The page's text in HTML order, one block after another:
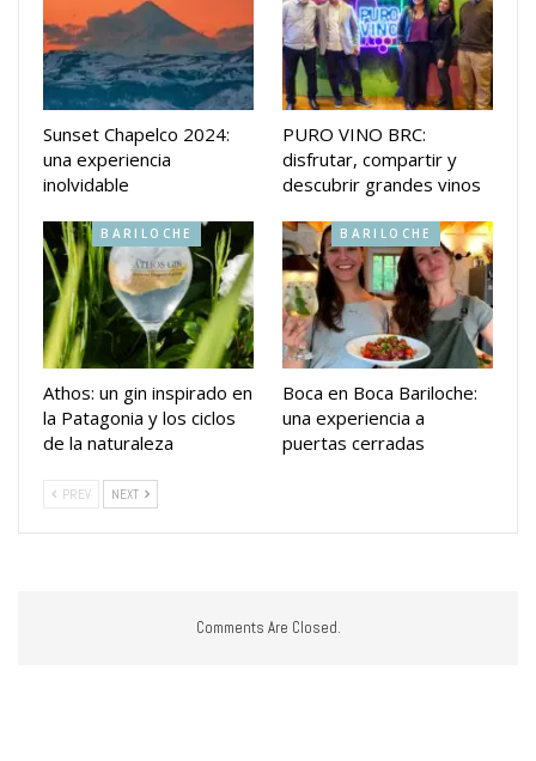
Sunset Chapelco 2024:
una experiencia
inolvidable
PURO VINO BRC:
disfrutar, compartir y
descubrir grandes vinos
BARILOCHE
Athos: un gin inspirado en
la Patagonia y los ciclos
de la naturaleza
BARILOCHE
Boca en Boca Bariloche:
una experiencia a
puertas cerradas
PREV NEXT
Comments Are Closed.